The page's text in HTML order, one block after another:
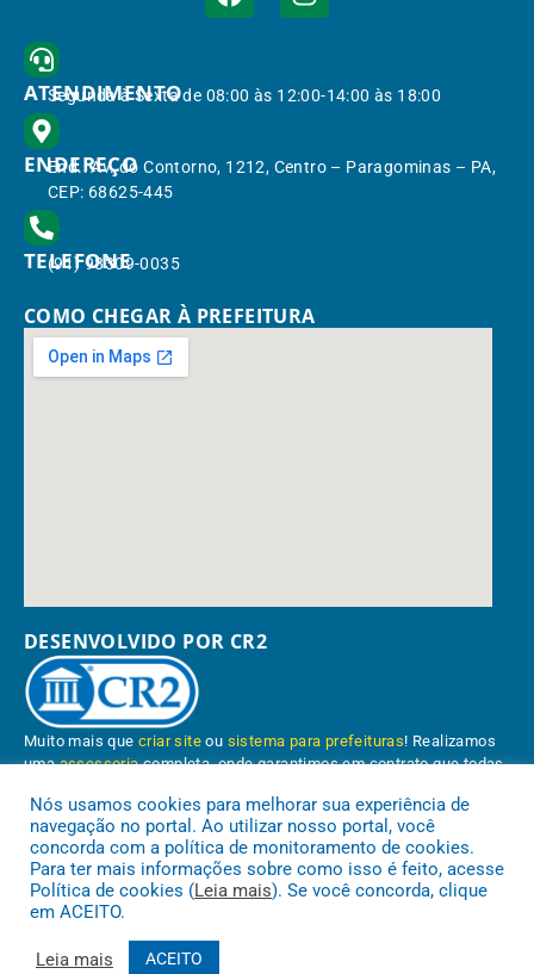
ATENDIMENTO
Segunda à Sexta de 08:00 às 12:00-14:00 às 18:00
ENDEREÇO
End.: Av. do Contorno, 1212, Centro – Paragominas – PA,
CEP: 68625-445
TELEFONE
(91) 98309-0035
COMO CHEGAR À PREFEITURA
DESENVOLVIDO POR CR2
Muito mais quecriar site ou sistema para prefeituras! Realizamos
umaassessoriacompleta, onde garantimos em contrato que todas
Conheça oPNTP e oRadar da Transparência Pública
Nós usamos cookies para melhorar sua experiência de
navegação no portal. Ao utilizar nosso portal, você
concorda com a política de monitoramento de cookies.
Para ter mais informações sobre como isso é feito, acesse
Política de cookies (Leia mais). Se você concorda, clique
em ACEITO.
Leia mais ACEITO